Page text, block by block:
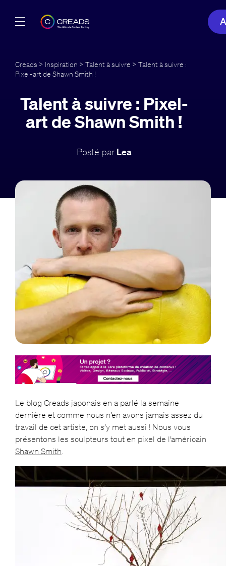
Offres
À propos
Guide
Creads > Inspiration > Talent à suivre > Talent à suivre :
Pixel-art de Shawn Smith !
Talent à suivre : Pixel-
art de Shawn Smith !
Posté par Lea
Le blog Creads japonais en a parlé la semaine
dernière et comme nous n’en avons jamais assez du
travail de cet artiste, on s’y met aussi ! Nous vous
présentons les sculpteurs tout en pixel de l’américain
Shawn Smith.